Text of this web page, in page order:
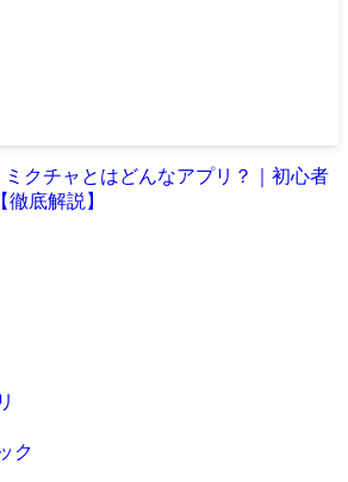
ミクチャとはどんなアプリ？｜初心者
底解説】
ク